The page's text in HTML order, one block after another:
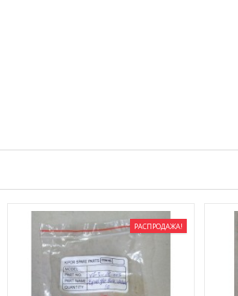
РАСПРОДАЖА!